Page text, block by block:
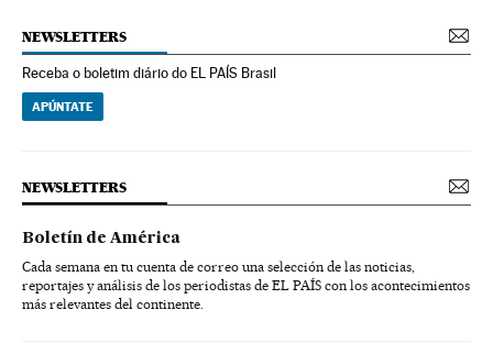
NEWSLETTERS
Receba o boletim diário do EL PAÍS Brasil
APÚNTATE
NEWSLETTERS
Boletín de América
Cada semana en tu cuenta de correo una selección de las noticias,
reportajes y análisis de los periodistas de EL PAÍS con los acontecimientos
más relevantes del continente.